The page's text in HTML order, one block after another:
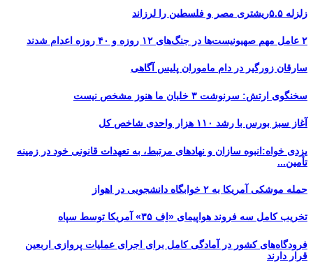
زلزله ۵.۵ریشتری مصر و فلسطین را لرزاند
۲ عامل مهم صهیونیست‌ها در جنگ‌های ۱۲ روزه و ۴۰ روزه اعدام شدند
سارقان زورگیر در دام ماموران پلیس آگاهی
سخنگوی ارتش: سرنوشت ۳ خلبان ما هنوز مشخص نیست
آغاز سبز بورس با رشد ۱۱۰ هزار واحدی شاخص کل
یزدی خواه:انبوه سازان و نهادهای مرتبط، به تعهدات قانونی خود در زمینه
تأمین...
حمله موشکی آمریکا به ۲ خوابگاه دانشجویی در اهواز
تخریب کامل سه فروند هواپیمای «اِف ۳۵» آمریکا توسط سپاه
فرودگاه‌های کشور در آمادگی کامل برای اجرای عملیات پروازی اربعین
قرار دارند